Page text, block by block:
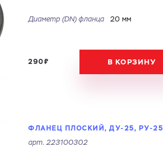
Диаметр (DN) фланца 20 мм
290₽ В КОРЗИНУ
ФЛАНЕЦ ПЛОСКИЙ, ДУ-25, РУ-25
арт. 223100302